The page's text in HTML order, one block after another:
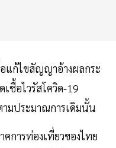
แก้ไขสัญญาอ้างผลกระ
ชื้อไวรัสโควิด-19
มประมาณการเดิมนั้น
การท่องเที่ยวของไทย